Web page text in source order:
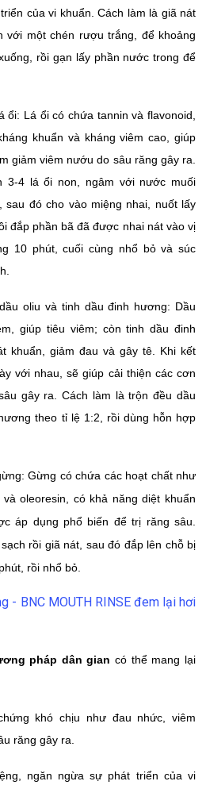
của vi khuẩn. Cách làm là giã nát
với một chén rượu trắng, để khoảng
rồi gạn lấy phần nước trong để
ổi: Lá ổi có chứa tannin và flavonoid,
khuẩn và kháng viêm cao, giúp
giảm viêm nướu do sâu răng gây ra.
3-4 lá ổi non, ngâm với nước muối
sau đó cho vào miệng nhai, nuốt lấy
đắp phần bã đã được nhai nát vào vị
10 phút, cuối cùng nhổ bỏ và súc
oliu và tinh dầu đinh hương: Dầu
giúp tiêu viêm; còn tinh dầu đinh
khuẩn, giảm đau và gây tê. Khi kết
với nhau, sẽ giúp cải thiện các cơn
gây ra. Cách làm là trộn đều dầu
theo tỉ lệ 1:2, rồi dùng hỗn hợp
Gừng có chứa các hoạt chất như
oleoresin, có khả năng diệt khuẩn
áp dụng phổ biến để trị răng sâu.
rồi giã nát, sau đó đắp lên chỗ bị
rồi nhổ bỏ.
- BNC MOUTH RINSE đem lại hơi
pháp dân gian có thể mang lại
khó chịu như đau nhức, viêm
răng gây ra.
ngăn ngừa sự phát triển của vi